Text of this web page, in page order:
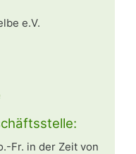
e.V.
Fr. in der Zeit von